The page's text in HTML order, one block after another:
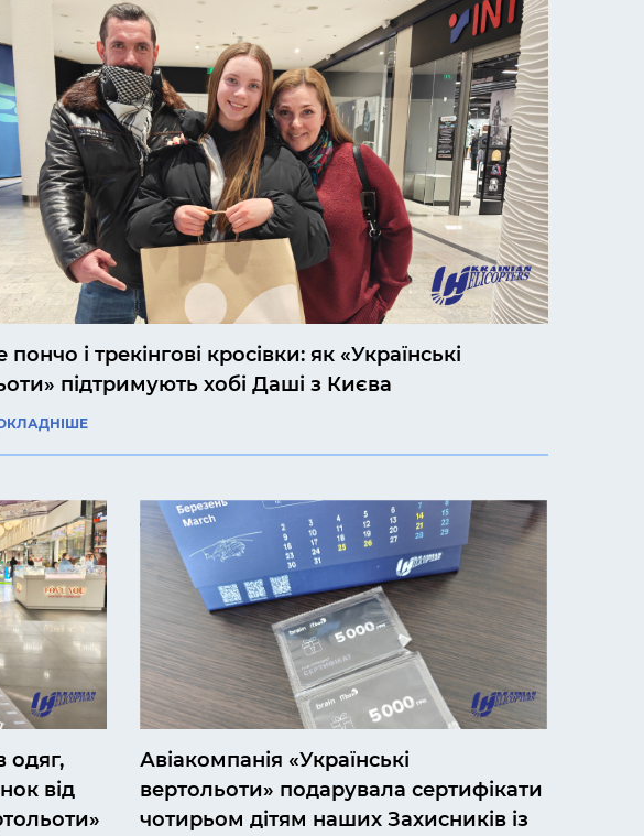
пончо і трекінгові кросівки: як «Українські
підтримують хобі Даші з Києва
одяг,
від
Авіакомпанія «Українські
вертольоти» подарувала сертифікати
чотирьом дітям наших Захисників із